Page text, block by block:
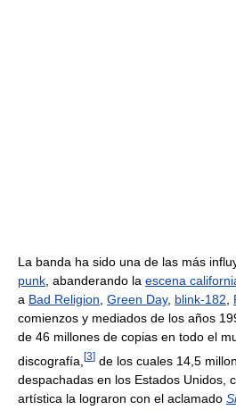
La banda ha sido una de las más
punk , abanderando la escena
a Bad Religion Green Day, blink-182
comienzos y mediados de los años
de 46 millones de copias en todo el
discografía, [3] de los cuales 14,5
despachadas en los Estados Unidos,
artística la lograron con el aclamado